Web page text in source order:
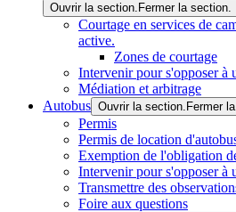
Ouvrir la section. Fermer la section.
Courtage en services de
active.
Zones de courtage
Intervenir pour s'opposer à
Médiation et arbitrage
Autobus Ouvrir la section. Fermer
Permis
Permis de location
Exemption de l'obligation
Intervenir pour s'opposer à
Transmettre des
Foire aux questions